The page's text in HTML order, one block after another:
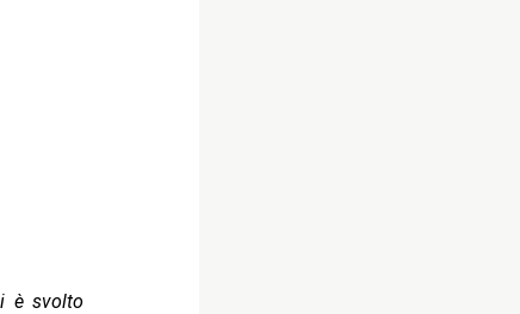
è svolto